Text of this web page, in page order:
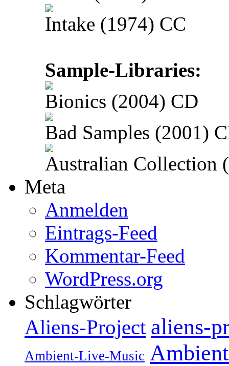
Intake (1974) CC
Sample-Libraries:
Bionics (2004) CD
Bad Samples (2001)
Australian Collection
Meta
Anmelden
Eintrags-Feed
Kommentar-Feed
WordPress.org
Schlagwörter
Aliens-Project aliens-
Ambient-Live-Music